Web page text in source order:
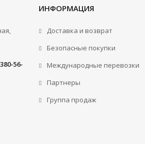
56-
ИНФОРМАЦИЯ
Доставка и возврат
Безопасные покупки
Международные перевозки
Партнеры
Группа продаж